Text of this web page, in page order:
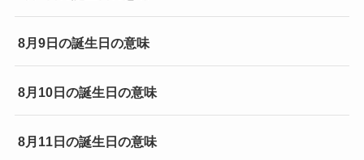
8月9日の誕生日の意味
8月10日の誕生日の意味
8月11日の誕生日の意味